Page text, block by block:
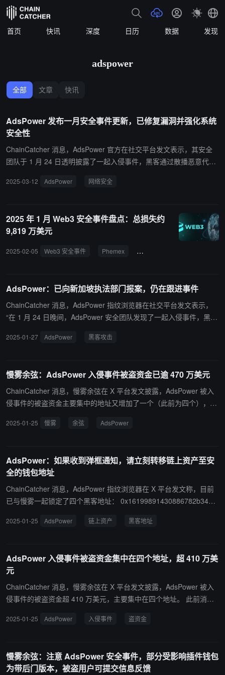
首页 快讯 深度 日历 数据 发现
adspower
全部 文章 快讯
AdsPower 发布一月安全事件更新，已修复漏洞并强化系统
安全性
ChainCatcher 消息，AdsPower 官方在社交平台发文表示，其安全
团队于 1 月 24 日透明披露了一起入侵事件，黑客通过散播恶意代
dsPower 已修复漏洞并强化系统安全性，同时向新加坡当局报警，正
包插件的缓存信息被泄露。目前，AdsPower 已升级应用中心插件下
载模式，未来将进一步加强网络安全、应急响应和供应链安全管理。
受影响用户可在 AdsPower 客户端领取专属增值服务方案。
2025-03-12 AdsPower 网络安全
2025 年 1 月 Web3 安全事件盘点：总损失约
9,819 万美元
2025-02-05 Web3 安全事件 Phemex AdsPower
AdsPower：已向新加坡执法部门报案，仍在跟进事件
ChainCatcher 消息，AdsPower 指纹浏览器在社交平台发文表示，
“在 1 月 24 日晚间，AdsPower 安全团队发现了一起入侵事件，黑客
一时间投入了对事件的处理，切断了黑客散布恶意代码的通道，清除
2025-01-27 AdsPower 黑客攻击
慢雾余弦：AdsPower 入侵事件被盗资金已逾 470 万美元
ChainCatcher 消息，慢雾余弦在 X 平台发文披露，AdsPower 被入
侵事件的被盗资金主要集中的地址又增加了一个（此前为四个），被
浏览器在 X 平台发文称，目前已与慢雾一起锁定了四个黑客地址： 0
F11a5f23D457dB51ea 0xD3d5aF11A482A89D4BbfE4880C3D71D
1dE5F155f 再次提醒，如果您收到了弹框通知，请立刻转移链上资产
至安全的钱包地址。
2025-01-25 慢雾 余弦 AdsPower
AdsPower：如果收到弹框通知，请立刻转移链上资产至安
全的钱包地址
ChainCatcher 消息，AdsPower 指纹浏览器在 X 平台发文称，目前
已与慢雾一起锁定了四个黑客地址： 0x16199891430886782b3413f
1c81 0x4e8f3340eFbC48EC36d043F11a5f23D457dB51ea 0xD3d
2025-01-25 AdsPower 链上资产 黑客地址
AdsPower 入侵事件被盗资金集中在四个地址，超 410 万美
元
ChainCatcher 消息，慢雾余弦在 X 平台发文披露，AdsPower 被入
侵事件的被盗资金超 410 万美元，主要集中在四个地址。 此前消
dsPower 且在 1 月 21 日 18:00 至 1 月 24 日 18:00（UTC+8）安装
词/私钥。
2025-01-25 AdsPower 入侵事件 盗资金
慢雾余弦：注意 AdsPower 安全事件，部分受影响插件钱包
为带后门版本，被盗用户可提交信息反馈